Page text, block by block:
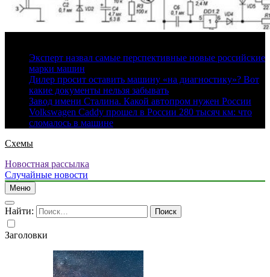
Эксперт назвал самые перспективные новые российские
марки машин
Дилер просит оставить машину «на диагностику»? Вот
какие документы нельзя забывать
Завод имени Сталина. Какой автопром нужен России
Volkswagen Caddy прошел в России 280 тысяч км: что
сломалось в машине
Схемы
Новостная рассылка
Случайные новости
Меню
Найти:
Заголовки